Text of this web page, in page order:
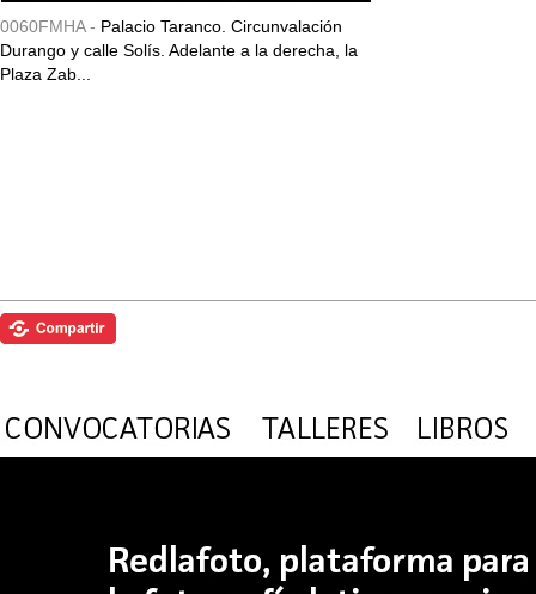
0060FMHA - Palacio Taranco. Circunvalación
Durango y calle Solís. Adelante a la derecha, la
Plaza Zab...